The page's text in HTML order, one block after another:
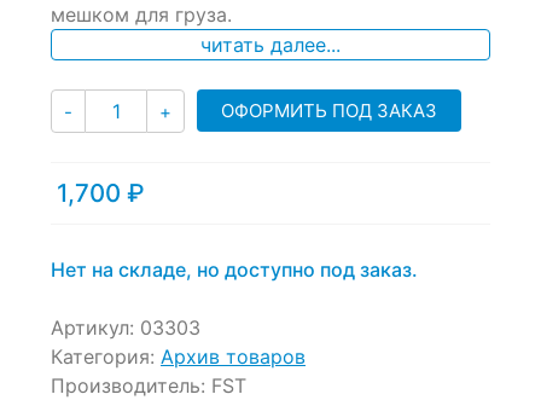
on
мешком для груза.
читать далее...
- Количество
+ ОФОРМИТЬ ПОД ЗАКАЗ
1,700 ₽
Нет на складе, но доступно под заказ.
Артикул: 03303
Категория: Архив товаров
Производитель: FST